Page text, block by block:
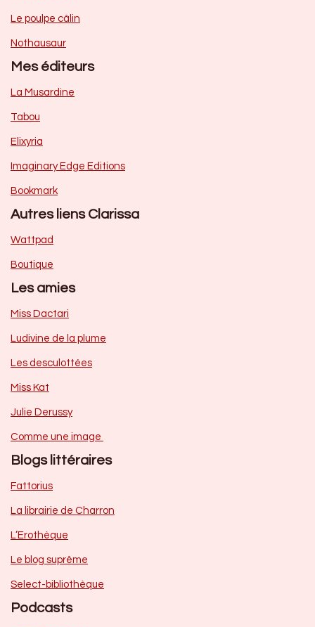
Le poulpe câlin
Nothausaur
Mes éditeurs
La Musardine
Tabou
Elixyria
Imaginary Edge Editions
Bookmark
Autres liens Clarissa
Wattpad
Boutique
Les amies
Miss Dactari
Ludivine de la plume
Les desculottées
Miss Kat
Julie Derussy
Comme une image
Blogs littéraires
Fattorius
La librairie de Charron
L’Erothèque
Le blog suprême
Select-bibliothèque
Podcasts